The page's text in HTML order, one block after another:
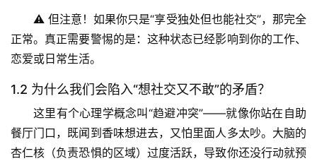
⚠️ 但注意！如果你只是“享受独处但也能社交”，那完全
正常。真正需要警惕的是： 这种状态已经影响到你的工作、
恋爱或日常生活。
1.2 为什么我们会陷入“想社交又不敢”的矛盾？
这里有个心理学概念叫 “趋避冲突”——就像你站在自助
餐厅门口，既闻到香味想进去，又怕里面人多太吵。大脑的
杏仁核（负责恐惧的区域）过度活跃，导致你还没行动就预